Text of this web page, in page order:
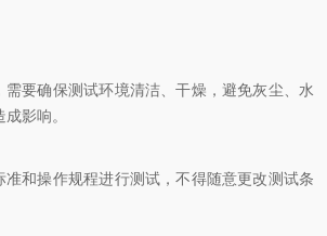
要确保测试环境清洁、干燥，避免灰尘、水
影响。
和操作规程进行测试，不得随意更改测试条